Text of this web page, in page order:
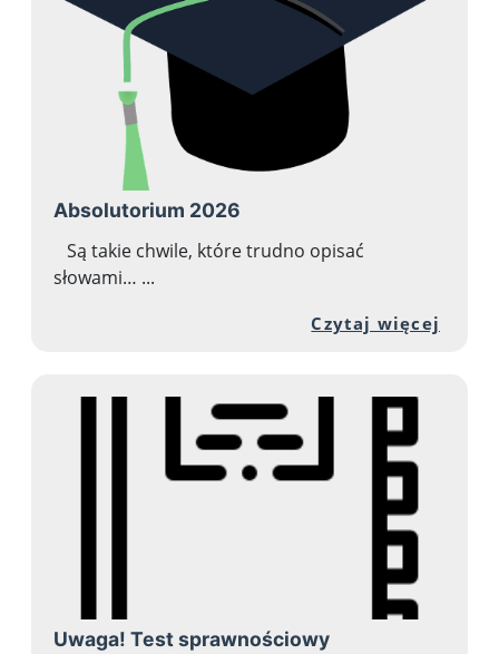
Absolutorium 2026
Są takie chwile, które trudno opisać
słowami… ...
Czytaj więcej
Uwaga! Test sprawnościowy